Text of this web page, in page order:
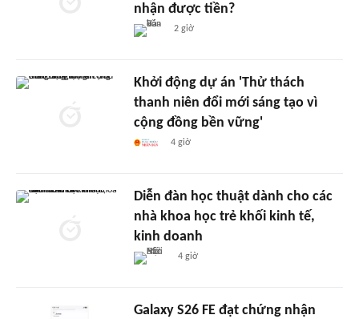
nhận được tiền?
2 giờ
Khởi động dự án 'Thử thách
thanh niên đổi mới sáng tạo vì
cộng đồng bền vững'
4 giờ
Diễn đàn học thuật dành cho các
nhà khoa học trẻ khối kinh tế,
kinh doanh
4 giờ
Galaxy S26 FE đạt chứng nhận